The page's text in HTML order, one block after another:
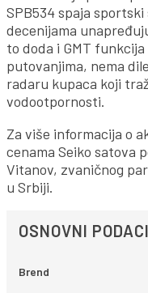
SPB534 spaja
decenijama
to doda i GMT
putovanjima, nema
radaru kupaca koji
vodootpornosti.
Za više informacija o
cenama Seiko satova
Vitanov, zvaničnog
u Srbiji.
OSNOVNI PODACI
Brend